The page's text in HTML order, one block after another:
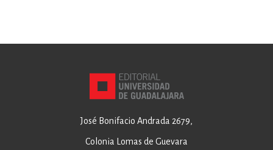
José Bonifacio Andrada 2679,
Colonia Lomas de Guevara